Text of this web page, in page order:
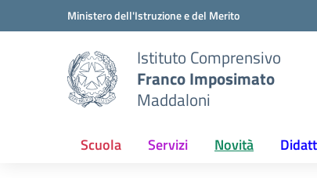
Vai ai contenuti
Vai al menu di navigazioneMinistero dell'Istruzione e del Merito
Istituto Comprensivo
Franco Imposimato
Maddaloni
Scuola Servizi Novità